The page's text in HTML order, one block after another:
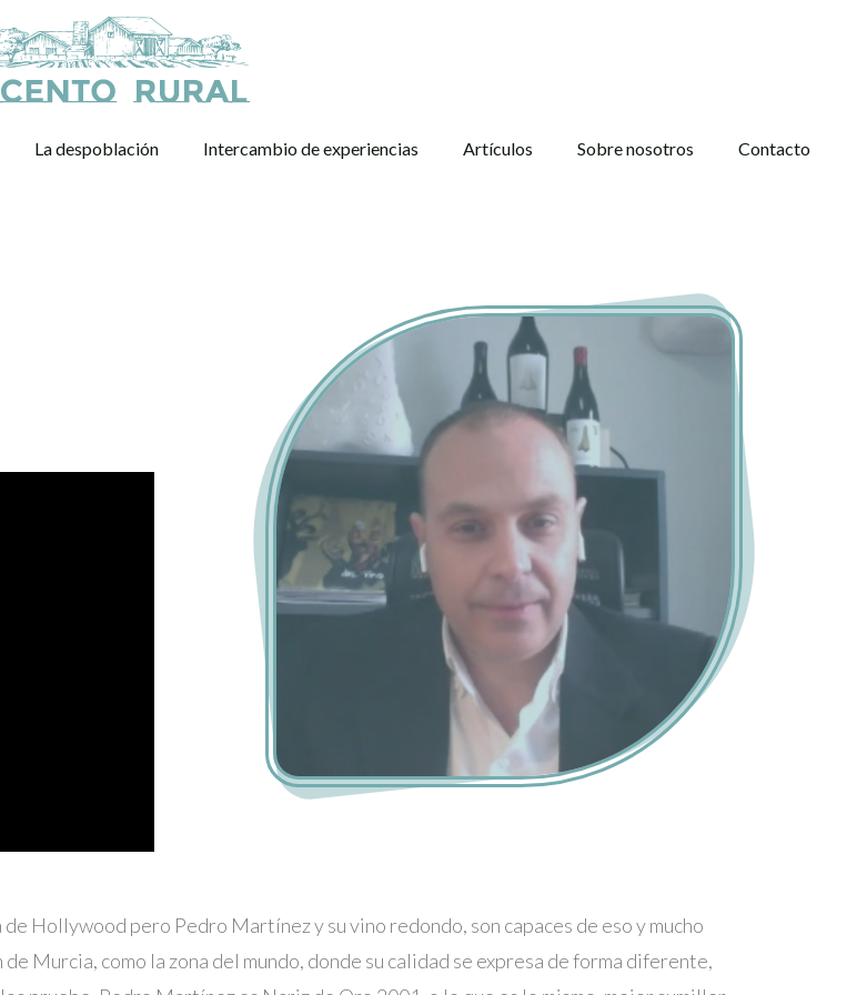
La despoblación Intercambio de experiencias Artículos Sobre nosotros Contacto
Hollywood pero Pedro Martínez y su vino redondo, son capaces de eso y mucho
Murcia, como la zona del mundo, donde su calidad se expresa de forma diferente,